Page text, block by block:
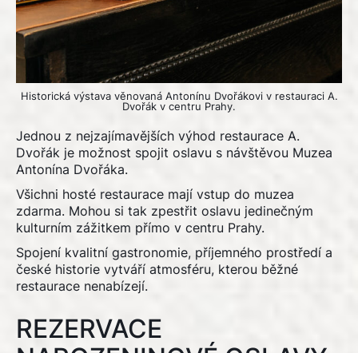
Historická výstava věnovaná Antonínu Dvořákovi v restauraci A.
Dvořák v centru Prahy.
Jednou z nejzajímavějších výhod restaurace A.
Dvořák je možnost spojit oslavu s návštěvou Muzea
Antonína Dvořáka.
Všichni hosté restaurace mají vstup do muzea
zdarma. Mohou si tak zpestřit oslavu jedinečným
kulturním zážitkem přímo v centru Prahy.
Spojení kvalitní gastronomie, příjemného prostředí a
české historie vytváří atmosféru, kterou běžné
restaurace nenabízejí.
REZERVACE